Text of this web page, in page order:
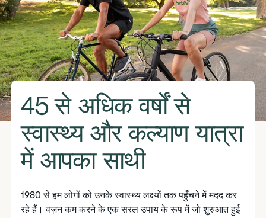
45 से अधिक वर्षों से
स्वास्थ्य और कल्याण यात्रा
में आपका साथी
1980 से हम लोगों को उनके स्वास्थ्य लक्ष्यों तक पहुँचने में मदद कर
रहे हैं। वज़न कम करने के एक सरल उपाय के रूप में जो शुरुआत हुई